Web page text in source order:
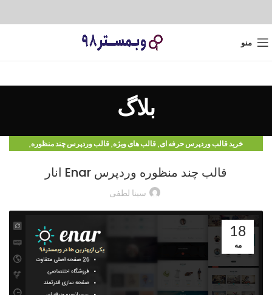
منو
بلاگ
خرید قالب وردپرس حرفه ای, قالب های ویژه, قالب وردپرس چند منظوره,
قالب چند منظوره وردپرس Enar انار
سینا لطفی
18
مه